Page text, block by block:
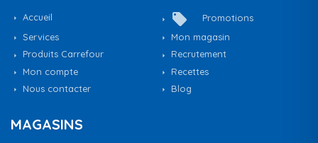
Accueil local_offer
Promotions
Services
Mon magasin
Produits Carrefour
Recrutement
Mon compte
Recettes
Nous contacter
Blog
MAGASINS